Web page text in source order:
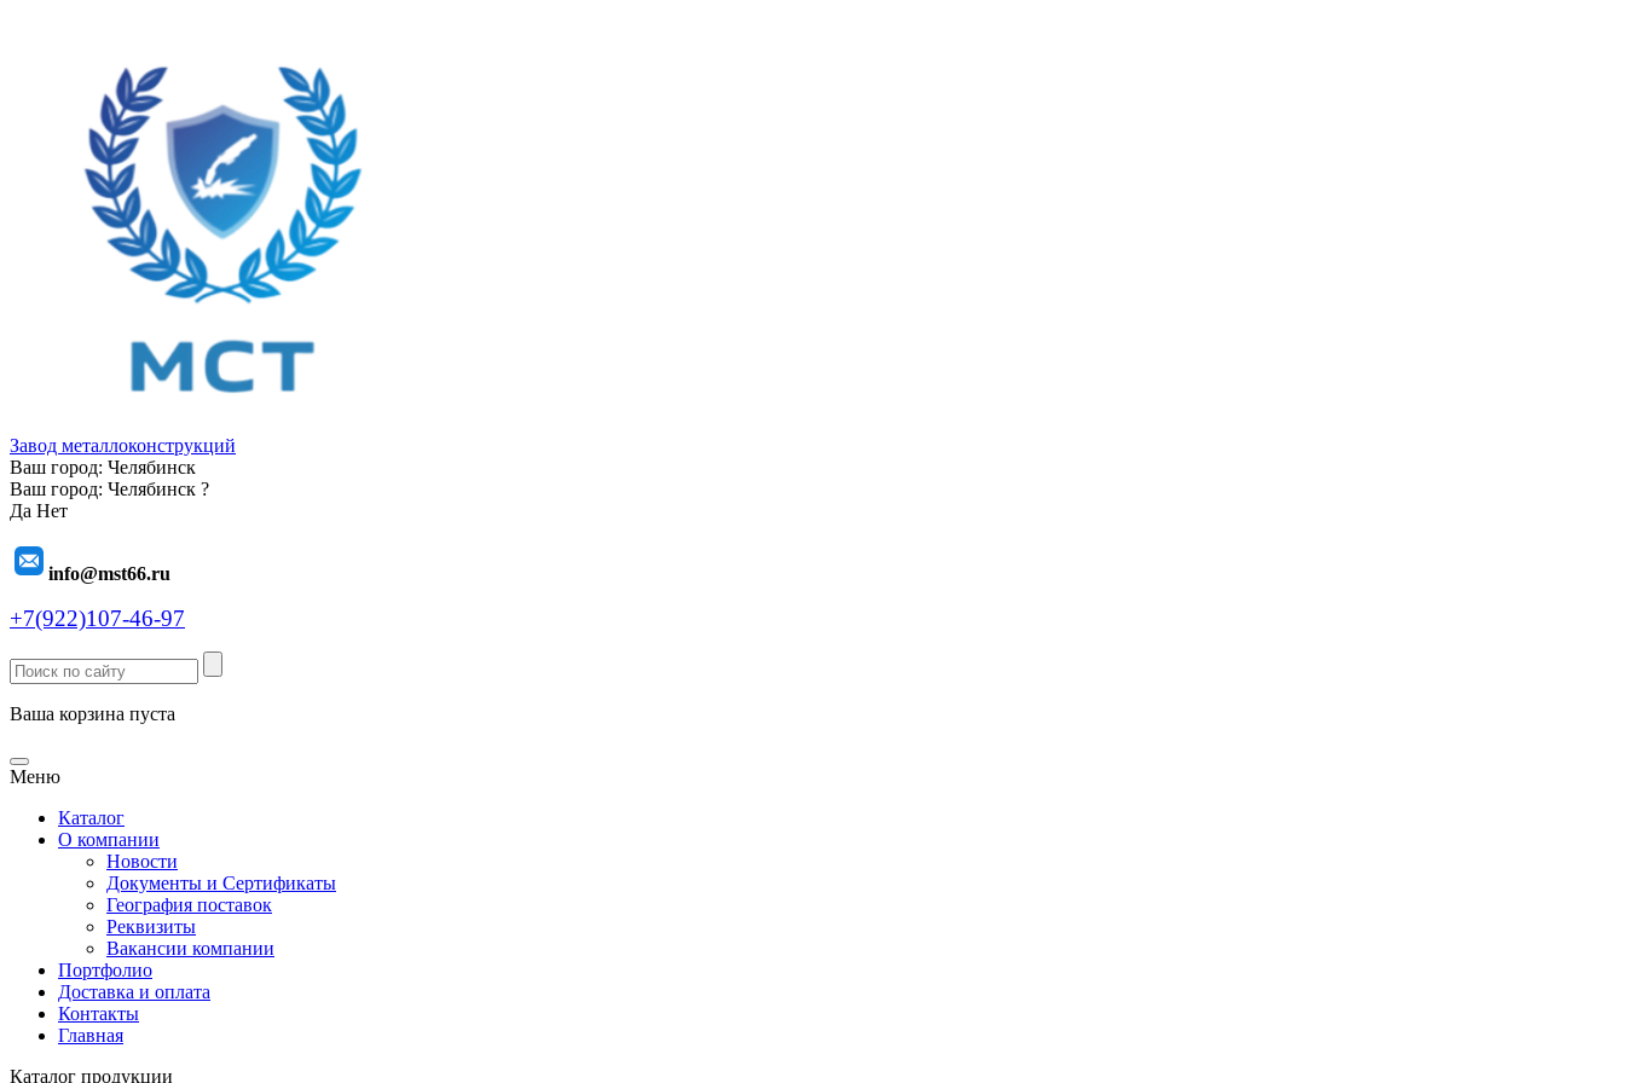
Завод металлоконструкций
Ваш город: Челябинск
Ваш город: Челябинск ?
Да Нет
info@mst66.ru
+7(922)107-46-97
Ваша корзина пуста
Меню
Каталог
О компании
Новости
Документы и Сертификаты
География поставок
Реквизиты
Вакансии компании
Портфолио
Доставка и оплата
Контакты
Главная
Каталог продукции